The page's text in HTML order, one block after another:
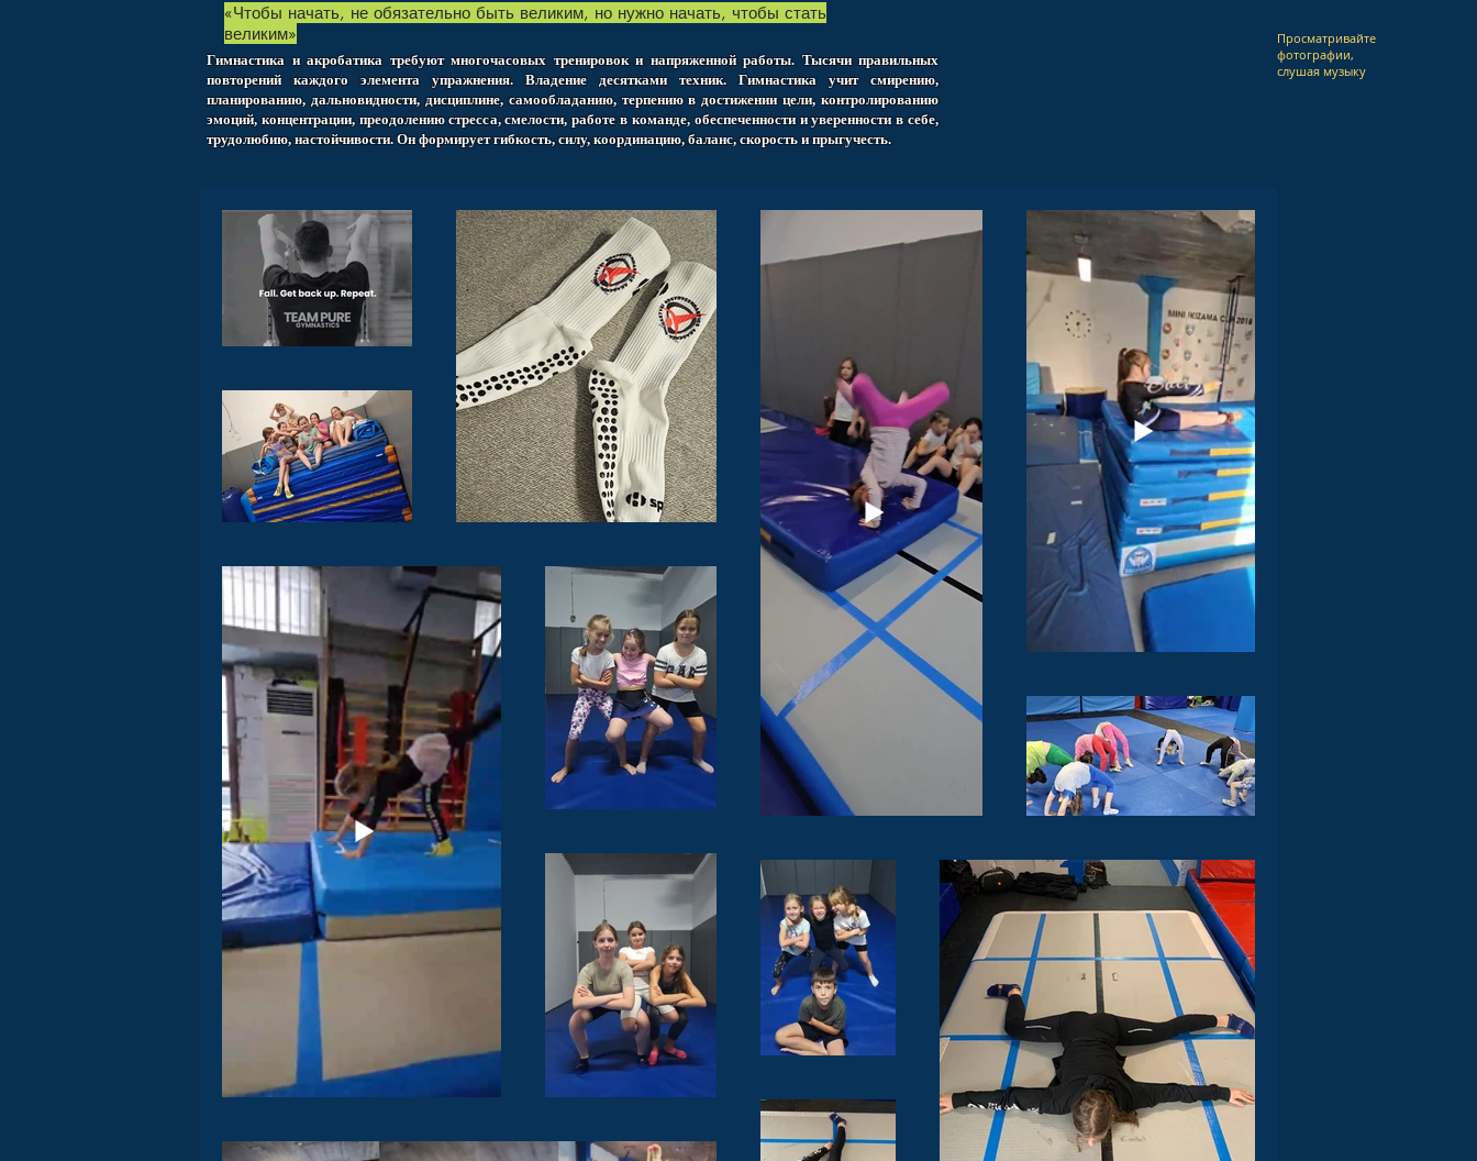
«Чтобы начать, не обязательно быть великим, но нужно начать, чтобы стать
великим»
Гимнастика и акробатика требуют многочасовых тренировок и напряженной работы. Тысячи правильных
повторений каждого элемента упражнения. Владение десятками техник. Гимнастика учит смирению,
планированию, дальновидности, дисциплине, самообладанию, терпению в достижении цели, контролированию
эмоций, концентрации, преодолению стресса, смелости, работе в команде, обеспеченности и уверенности в себе,
трудолюбию, настойчивости. Он формирует гибкость, силу, координацию, баланс, скорость и прыгучесть.
Просматривайте
фотографии,
слушая музыку